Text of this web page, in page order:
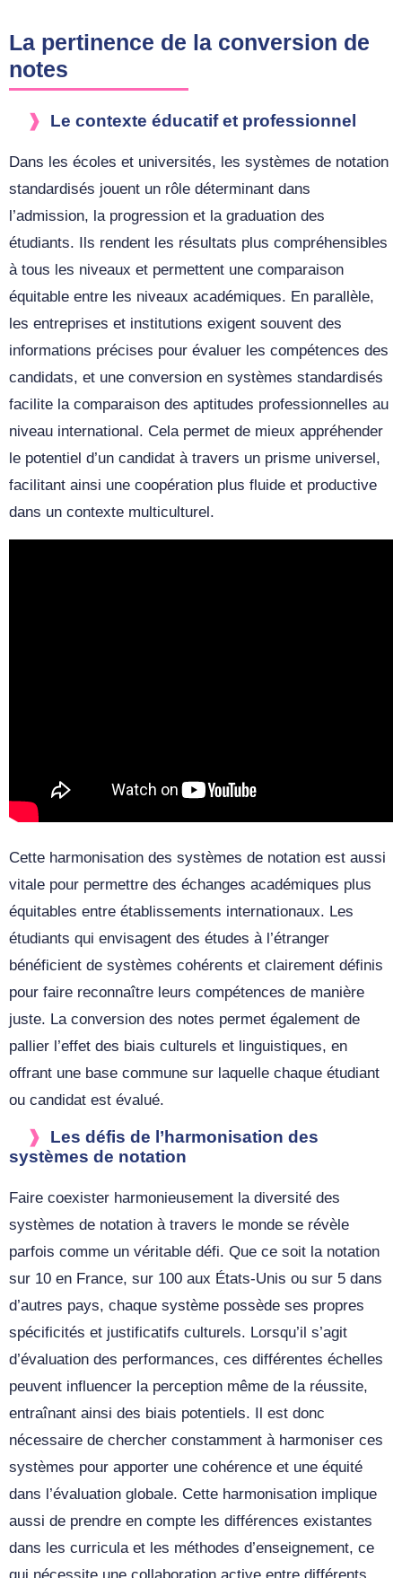
La pertinence de la conversion de
notes
Le contexte éducatif et professionnel
Dans les écoles et universités, les systèmes de notation
standardisés jouent un rôle déterminant dans
l’admission, la progression et la graduation des
étudiants. Ils rendent les résultats plus compréhensibles
à tous les niveaux et permettent une comparaison
équitable entre les niveaux académiques. En parallèle,
les entreprises et institutions exigent souvent des
informations précises pour évaluer les compétences des
candidats, et une conversion en systèmes standardisés
facilite la comparaison des aptitudes professionnelles au
niveau international. Cela permet de mieux appréhender
le potentiel d’un candidat à travers un prisme universel,
facilitant ainsi une coopération plus fluide et productive
dans un contexte multiculturel.
Cette harmonisation des systèmes de notation est aussi
vitale pour permettre des échanges académiques plus
équitables entre établissements internationaux. Les
étudiants qui envisagent des études à l’étranger
bénéficient de systèmes cohérents et clairement définis
pour faire reconnaître leurs compétences de manière
juste. La conversion des notes permet également de
pallier l’effet des biais culturels et linguistiques, en
offrant une base commune sur laquelle chaque étudiant
ou candidat est évalué.
Les défis de l’harmonisation des
systèmes de notation
Faire coexister harmonieusement la diversité des
systèmes de notation à travers le monde se révèle
parfois comme un véritable défi. Que ce soit la notation
sur 10 en France, sur 100 aux États-Unis ou sur 5 dans
d’autres pays, chaque système possède ses propres
spécificités et justificatifs culturels. Lorsqu’il s’agit
d’évaluation des performances, ces différentes échelles
peuvent influencer la perception même de la réussite,
entraînant ainsi des biais potentiels. Il est donc
nécessaire de chercher constamment à harmoniser ces
systèmes pour apporter une cohérence et une équité
dans l’évaluation globale. Cette harmonisation implique
aussi de prendre en compte les différences existantes
dans les curricula et les méthodes d’enseignement, ce